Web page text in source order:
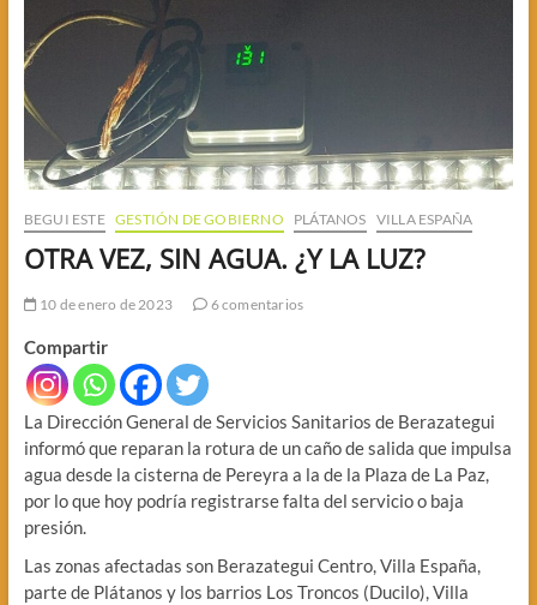
BEGUI ESTE GESTIÓN DE GOBIERNO PLÁTANOS VILLA ESPAÑA
OTRA VEZ, SIN AGUA. ¿Y LA LUZ?
10 de enero de 2023 6 comentarios
Compartir
La Dirección General de Servicios Sanitarios de Berazategui
informó que reparan la rotura de un caño de salida que impulsa
agua desde la cisterna de Pereyra a la de la Plaza de La Paz,
por lo que hoy podría registrarse falta del servicio o baja
presión.
Las zonas afectadas son Berazategui Centro, Villa España,
parte de Plátanos y los barrios Los Troncos (Ducilo), Villa